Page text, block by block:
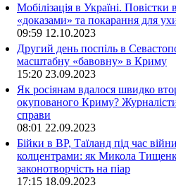
Мобілізація в Україні. Повістки
«доказами» та покарання для
09:59 12.10.2023
Другий день поспіль в
масштабну «бавовну» в Криму
15:20 23.09.2023
Як росіянам вдалося швидко
окупованого Криму?
справи
08:01 22.09.2023
Бійки в ВР, Таїланд під час
колцентрами: як Микола
законотворчість на піар
17:15 18.09.2023